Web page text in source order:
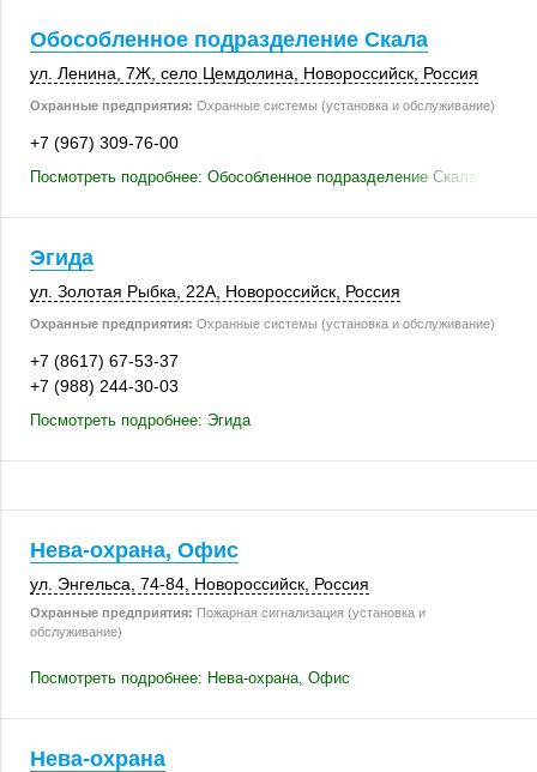
Обособленное подразделение Скала
ул. Ленина, 7Ж село Цемдолина Новороссийск Россия
Охранные предприятия: Охранные системы (установка и обслуживание)
+7 (967) 309-76-00
Посмотреть подробнее: Обособленное подразделение Скала
Эгида
ул. Золотая Рыбка 22А Новороссийск Россия
Охранные предприятия: Охранные системы (установка и обслуживание)
+7 (8617) 67-53-37
+7 (988) 244-30-03
Посмотреть подробнее: Эгида
Нева-охрана, Офис
ул. Энгельса 74-84 Новороссийск Россия
Охранные предприятия: Пожарная сигнализация (установка и
обслуживание)
Посмотреть подробнее: Нева-охрана, Офис
Нева-охрана